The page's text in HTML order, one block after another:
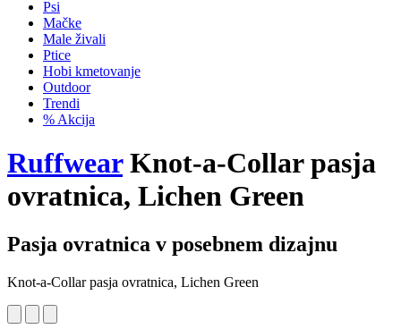
Psi
Mačke
Male živali
Ptice
Hobi kmetovanje
Outdoor
Trendi
% Akcija
RuffwearKnot-a-Collar pasja
ovratnica, Lichen Green
Pasja ovratnica v posebnem dizajnu
Knot-a-Collar pasja ovratnica, Lichen Green